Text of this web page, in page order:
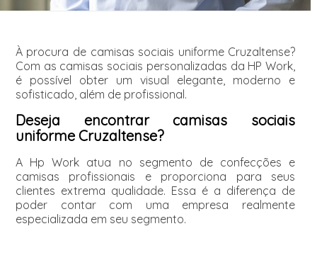
À procura de camisas sociais uniforme Cruzaltense?
Com as camisas sociais personalizadas da HP Work,
é possível obter um visual elegante, moderno e
sofisticado, além de profissional.
Deseja encontrar camisas sociais
uniforme Cruzaltense?
A Hp Work atua no segmento de confecções e
camisas profissionais e proporciona para seus
clientes extrema qualidade. Essa é a diferença de
poder contar com uma empresa realmente
especializada em seu segmento.